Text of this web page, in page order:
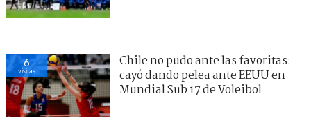
6
visitas
Chile no pudo ante las favoritas:
cayó dando pelea ante EEUU en
Mundial Sub 17 de Voleibol